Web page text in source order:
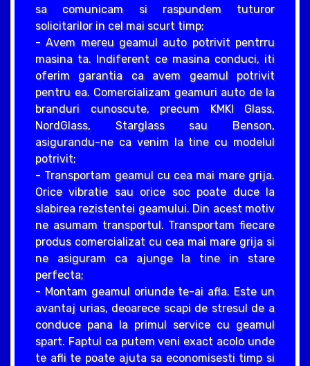
sa comunicam si raspundem tuturor
solicitarilor in cel mai scurt timp;
- Avem mereu geamul auto potrivit pentrru
masina ta. Indiferent ce masina conduci, iti
oferim garantia ca avem geamul potrivit
pentru ea. Comercializam geamuri auto de la
branduri cunoscute, precum KMKI Glass,
NordGlass, Starglass sau Benson,
asigurandu-ne ca venim la tine cu modelul
potrivit;
- Transportam geamul cu cea mai mare grija.
Orice vibratie sau orice soc poate duce la
slabirea rezistentei geamului. Din acest motiv
ne asumam transportul. Transportam fiecare
produs comercializat cu cea mai mare grija si
ne asiguram ca ajunge la tine in stare
perfecta;
- Montam geamul oriunde te-ai afla. Este un
avantaj urias, deoarece scapi de stresul de a
conduce pana la primul service cu geamul
spart. Faptul ca putem veni exact acolo unde
te afli te poate ajuta sa economisesti timp si